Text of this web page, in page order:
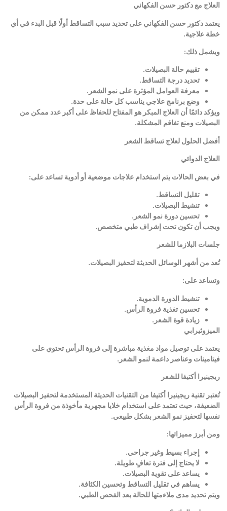
العلاج مع دكتور حسن الفكهاني
يعتمد دكتور حسن الفكهاني على تحديد سبب التساقط أولًا قبل البدء في أي
خطة علاجية.
ويشمل ذلك:
تقييم حالة البصيلات.
تحديد درجة التساقط.
معرفة العوامل المؤثرة على نمو الشعر .
وضع برنامج علاجي يناسب كل حالة على حدة.
ويؤكد دائمًا أن العلاج المبكر هو المفتاح للحفاظ على أكبر عدد ممكن من
البصيلات ومنع تفاقم المشكلة.
أفضل الحلول لعلاج تساقط الشعر
العلاج الدوائي
في بعض الحالات يتم استخدام علاجات موضعية أو أدوية تساعد على:
تقليل التساقط.
تنشيط البصيلات.
تحسين دورة نمو الشعر .
ويجب أن تكون تحت إشراف طبي متخصص.
جلسات البلازما للشعر
تُعد من أشهر الوسائل الحديثة لتحفيز البصيلات.
وتساعد على:
تنشيط الدورة الدموية.
تحسين تغذية فروة الرأس.
زيادة قوة الشعر .
الميزوثيرابي
يعتمد على توصيل مواد مغذية مباشرة إلى فروة الرأس تحتوي على
فيتامينات وعناصر داعمة لنمو الشعر .
ريجينيرا أكتيفا للشعر
تُعتبر تقنية ريجينيرا أكتيفا من التقنيات الحديثة المستخدمة لتحفيز البصيلات
الضعيفة، حيث تعتمد على استخدام خلايا مجهرية مأخوذة من فروة الرأس
نفسها لتحفيز نمو الشعر بشكل طبيعي.
ومن أبرز مميزاتها:
إجراء بسيط وغير جراحي.
لا يحتاج إلى فترة تعافٍ طويلة.
يساعد على تقوية البصيلات.
يساهم في تقليل التساقط وتحسين الكثافة.
ويتم تحديد مدى ملاءمتها للحالة بعد الفحص الطبي.